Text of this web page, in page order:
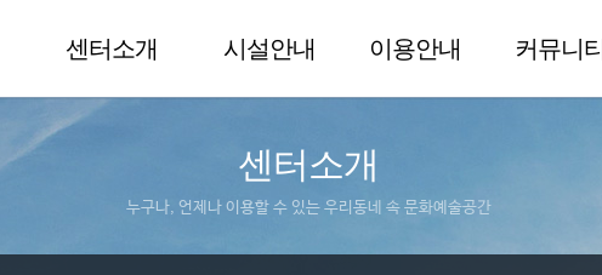
센터소개 시설안내 이용안내 커뮤니티
센터소개
누구나, 언제나 이용할 수 있는 우리동네 속 문화예술공간